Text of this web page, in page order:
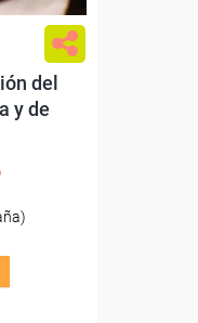
del
y de